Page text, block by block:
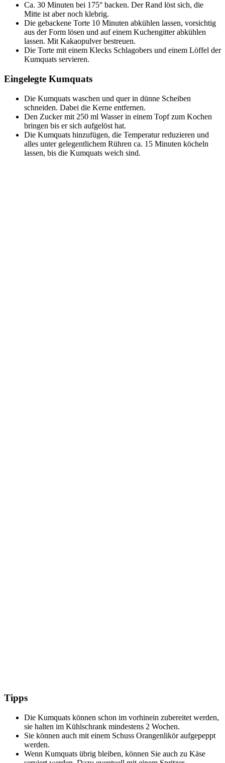
Ca. 30 Minuten bei 175° backen. Der Rand löst sich, die
Mitte ist aber noch klebrig.
Die gebackene Torte 10 Minuten abkühlen lassen, vorsichtig
aus der Form lösen und auf einem Kuchengitter abkühlen
lassen. Mit Kakaopulver bestreuen.
Die Torte mit einem Klecks Schlagobers und einem Löffel der
Kumquats servieren.
Eingelegte Kumquats
Die Kumquats waschen und quer in dünne Scheiben
schneiden. Dabei die Kerne entfernen.
Den Zucker mit 250 ml Wasser in einem Topf zum Kochen
bringen bis er sich aufgelöst hat.
Die Kumquats hinzufügen, die Temperatur reduzieren und
alles unter gelegentlichem Rühren ca. 15 Minuten köcheln
lassen, bis die Kumquats weich sind.
Tipps
Die Kumquats können schon im vorhinein zubereitet werden,
sie halten im Kühlschrank mindestens 2 Wochen.
Sie können auch mit einem Schuss Orangenlikör aufgepeppt
werden.
Wenn Kumquats übrig bleiben, können Sie auch zu Käse